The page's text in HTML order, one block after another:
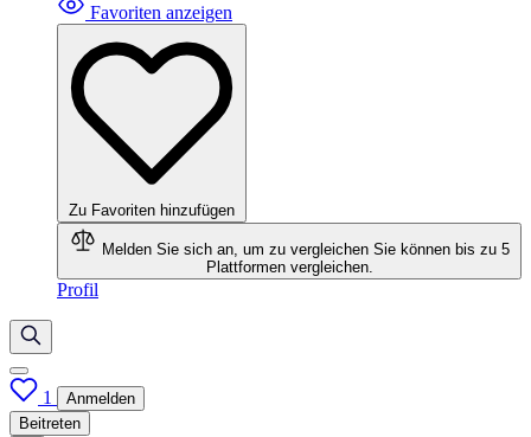
Favoriten anzeigen
Zu Favoriten hinzufügen
Melden Sie sich an, um zu vergleichen Sie können bis zu 5
Plattformen vergleichen.
Profil
1
Anmelden
Beitreten